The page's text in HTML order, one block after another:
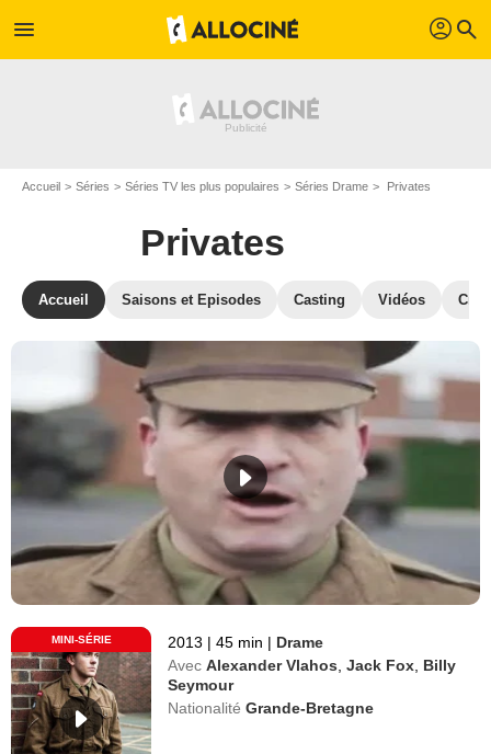
menu profil search
Accueil Séries Séries TV les plus populaires Séries Drame Privates
Privates
Accueil Saisons et Episodes Casting Vidéos
MINI-SÉRIE 2013 | 45 min | Drame
Avec Alexander Vlahos ,Jack Fox Billy
Seymour
Nationalité Grande-Bretagne